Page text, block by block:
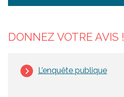
DONNEZ VOTRE AVIS !
L’enquête publique